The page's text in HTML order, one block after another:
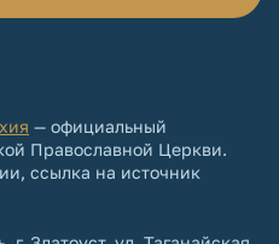
— официальный
Православной Церкви.
ссылка на источник